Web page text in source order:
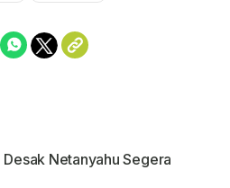
Netanyahu Segera